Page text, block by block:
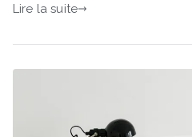
Lire la suite